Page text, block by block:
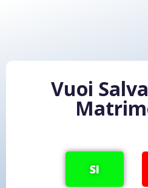
Vuoi
SI